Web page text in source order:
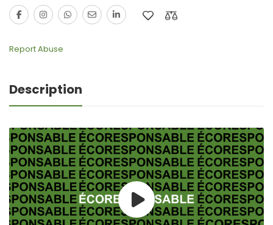
Report Abuse
Description